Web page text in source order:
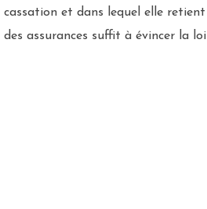
et dans lequel elle retient
des assurances suffit à évincer la loi